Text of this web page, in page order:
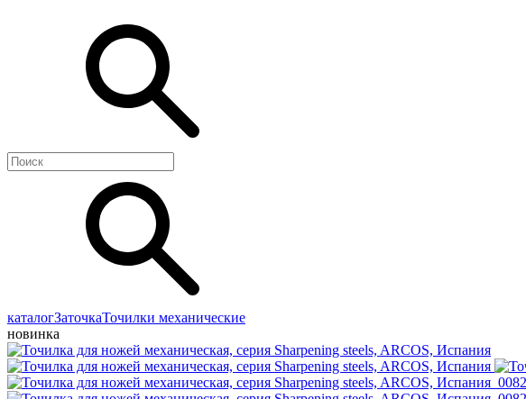
каталогЗаточкаТочилки механические
новинка